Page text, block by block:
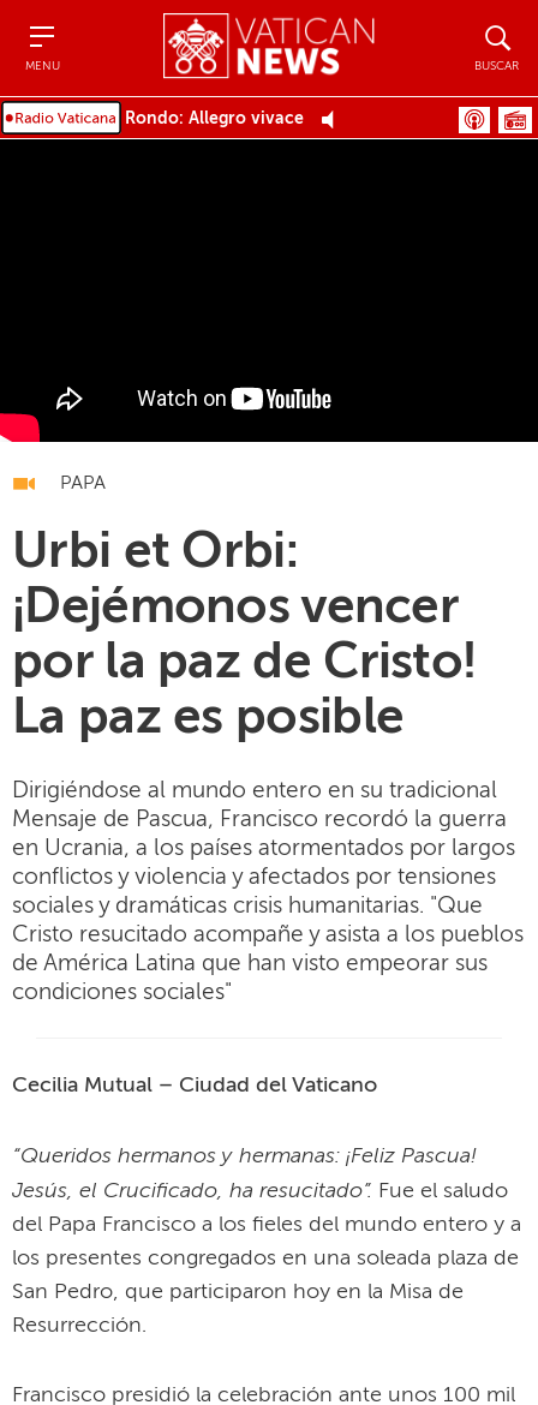
MENU BUSCAR
Rondo: Allegro vivace
PAPA
Urbi et Orbi:
¡Dejémonos vencer
por la paz de Cristo!
La paz es posible
Dirigiéndose al mundo entero en su tradicional
Mensaje de Pascua, Francisco recordó la guerra
en Ucrania, a los países atormentados por largos
conflictos y violencia y afectados por tensiones
sociales y dramáticas crisis humanitarias. "Que
Cristo resucitado acompañe y asista a los pueblos
de América Latina que han visto empeorar sus
condiciones sociales"
Cecilia Mutual – Ciudad del Vaticano
“Queridos hermanos y hermanas: ¡Feliz Pascua!
Jesús, el Crucificado, ha resucitado”. Fue el saludo
del Papa Francisco a los fieles del mundo entero y a
los presentes congregados en una soleada plaza de
San Pedro, que participaron hoy en la Misa de
Resurrección.
Francisco presidió la celebración ante unos 100 mil